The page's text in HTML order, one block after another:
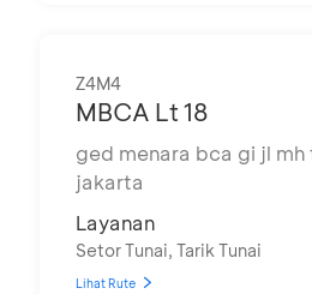
Z4M4
MBCA Lt 18
ged menara bca gi jl mh
jakarta
Layanan
Setor Tunai, Tarik Tunai
Lihat Rute